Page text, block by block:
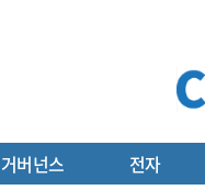
거버넌스 전자